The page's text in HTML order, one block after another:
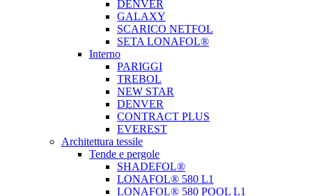
DENVER
GALAXY
SCARICO NETFOL
SETA LONAFOL®
Interno
PARIGGI
TREBOL
NEW STAR
DENVER
CONTRACT PLUS
EVEREST
Architettura tessile
Tende e pergole
SHADEFOL®
LONAFOL® 580 L1
LONAFOL® 580 POOL L1